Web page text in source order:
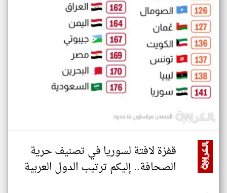
قفزة لافتة لسوريا في تصنيف حرية
الصحافة.. إليكم ترتيب الدول العربية